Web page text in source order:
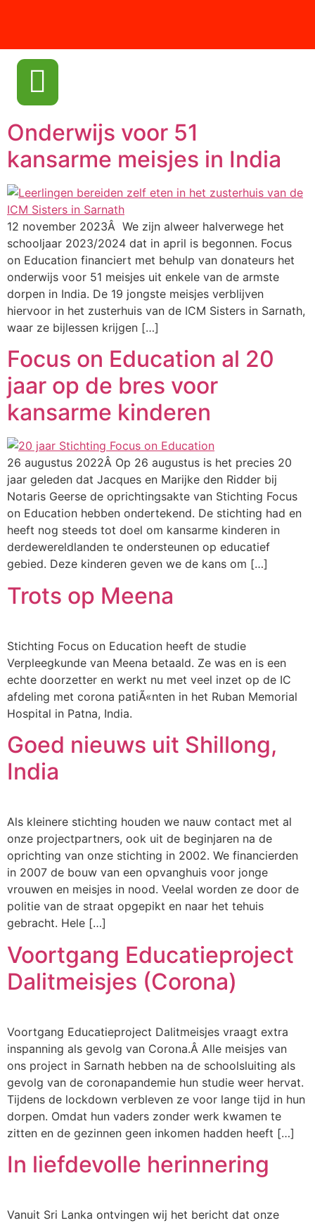
Onderwijs voor 51
kansarme meisjes in India
12 november 2023Â We zijn alweer halverwege het
schooljaar 2023/2024 dat in april is begonnen. Focus
on Education financiert met behulp van donateurs het
onderwijs voor 51 meisjes uit enkele van de armste
dorpen in India. De 19 jongste meisjes verblijven
hiervoor in het zusterhuis van de ICM Sisters in Sarnath,
waar ze bijlessen krijgen […]
Focus on Education al 20
jaar op de bres voor
kansarme kinderen
26 augustus 2022Â Op 26 augustus is het precies 20
jaar geleden dat Jacques en Marijke den Ridder bij
Notaris Geerse de oprichtingsakte van Stichting Focus
on Education hebben ondertekend. De stichting had en
heeft nog steeds tot doel om kansarme kinderen in
derdewereldlanden te ondersteunen op educatief
gebied. Deze kinderen geven we de kans om […]
Trots op Meena
Stichting Focus on Education heeft de studie
Verpleegkunde van Meena betaald. Ze was en is een
echte doorzetter en werkt nu met veel inzet op de IC
afdeling met corona patiÃ«nten in het Ruban Memorial
Hospital in Patna, India.
Goed nieuws uit Shillong,
India
Als kleinere stichting houden we nauw contact met al
onze projectpartners, ook uit de beginjaren na de
oprichting van onze stichting in 2002. We financierden
in 2007 de bouw van een opvanghuis voor jonge
vrouwen en meisjes in nood. Veelal worden ze door de
politie van de straat opgepikt en naar het tehuis
gebracht. Hele […]
Voortgang Educatieproject
Dalitmeisjes (Corona)
Voortgang Educatieproject Dalitmeisjes vraagt extra
inspanning als gevolg van Corona.Â Alle meisjes van
ons project in Sarnath hebben na de schoolsluiting als
gevolg van de coronapandemie hun studie weer hervat.
Tijdens de lockdown verbleven ze voor lange tijd in hun
dorpen. Omdat hun vaders zonder werk kwamen te
zitten en de gezinnen geen inkomen hadden heeft […]
In liefdevolle herinnering
Vanuit Sri Lanka ontvingen wij het bericht dat onze